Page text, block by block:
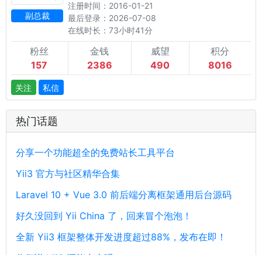
副总裁
注册时间：2016-01-21
最后登录：2026-07-08
在线时长：73小时41分
粉丝
157
金钱
2386
威望
490
积分
8016
关注 私信
热门话题
分享一个功能超全的免费站长工具平台
Yii3 官方与社区精华合集
Laravel 10 + Vue 3.0 前后端分离框架通用后台源码
好久没回到 Yii China 了，回来冒个泡泡！
全新 Yii3 框架整体开发进度超过88%，发布在即！